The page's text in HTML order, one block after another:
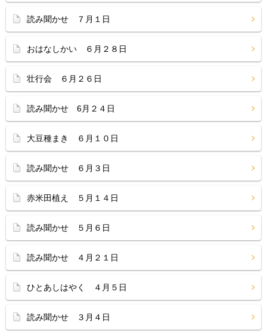
読み聞かせ ７月１日
おはなしかい ６月２８日
壮行会 ６月２６日
読み聞かせ 6月２４日
大豆種まき ６月１０日
読み聞かせ ６月３日
赤米田植え ５月１４日
読み聞かせ ５月６日
読み聞かせ ４月２１日
ひとあしはやく ４月５日
読み聞かせ ３月４日